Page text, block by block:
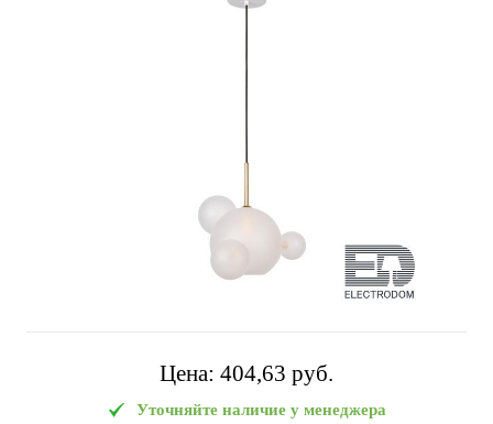
Цена: 404,63 pуб.
Уточняйте наличие у менеджера